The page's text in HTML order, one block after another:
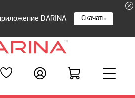
DARINA Скачать